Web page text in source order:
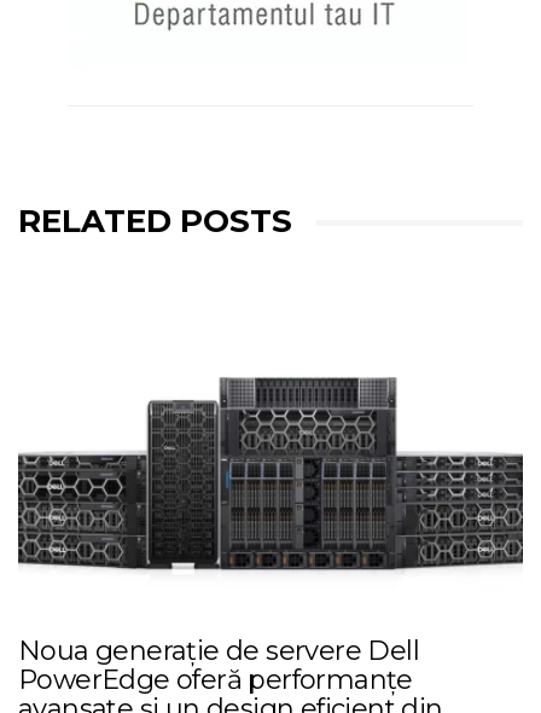
RELATED POSTS
Noua generație de servere Dell
PowerEdge oferă performanțe